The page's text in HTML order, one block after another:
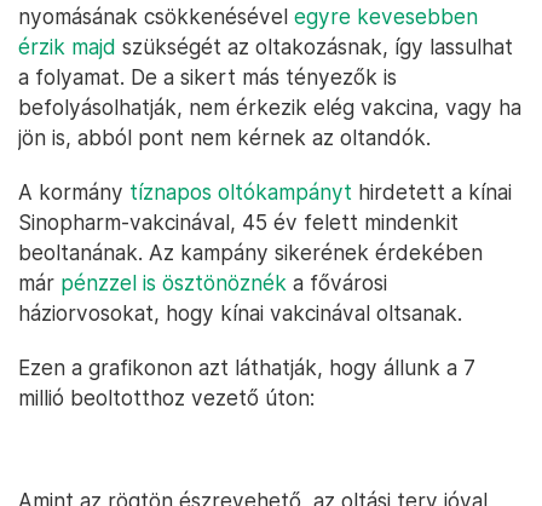
nyomásának csökkenésével egyre kevesebben
érzik majd szükségét az oltakozásnak, így lassulhat
a folyamat. De a sikert más tényezők is
befolyásolhatják, nem érkezik elég vakcina, vagy ha
jön is, abból pont nem kérnek az oltandók.
A kormány tíznapos oltókampányt hirdetett a kínai
Sinopharm-vakcinával, 45 év felett mindenkit
beoltanának. Az kampány sikerének érdekében
már pénzzel is ösztönöznék a fővárosi
háziorvosokat, hogy kínai vakcinával oltsanak.
Ezen a grafikonon azt láthatják, hogy állunk a 7
millió beoltotthoz vezető úton:
Amint az rögtön észrevehető, az oltási terv jóval